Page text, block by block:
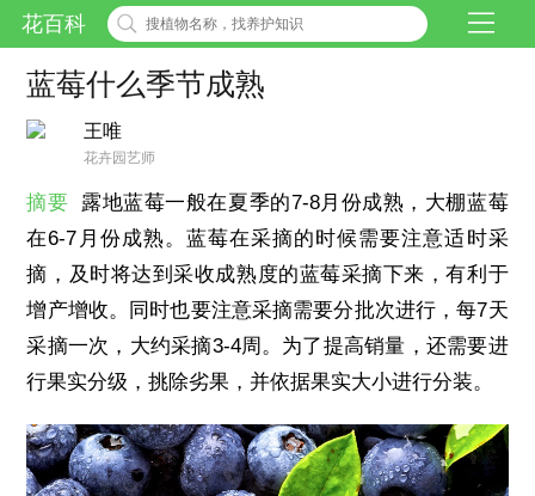
花百科
蓝莓什么季节成熟
王唯
花卉园艺师
摘要
露地蓝莓一般在夏季的7-8月份成熟，大棚蓝莓
在6-7月份成熟。蓝莓在采摘的时候需要注意适时采
摘，及时将达到采收成熟度的蓝莓采摘下来，有利于
增产增收。同时也要注意采摘需要分批次进行，每7天
采摘一次，大约采摘3-4周。为了提高销量，还需要进
行果实分级，挑除劣果，并依据果实大小进行分装。